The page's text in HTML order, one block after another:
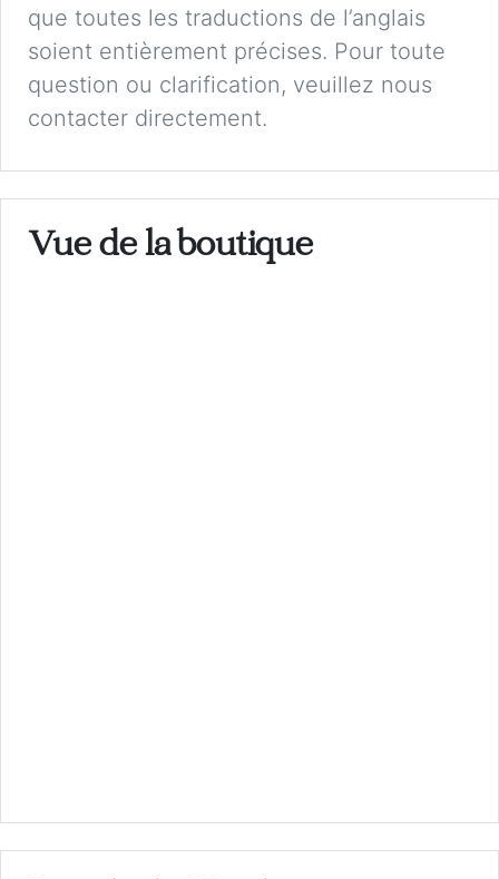
que toutes les traductions de l’anglais
soient entièrement précises. Pour toute
question ou clarification, veuillez nous
contacter directement.
Vue de la boutique